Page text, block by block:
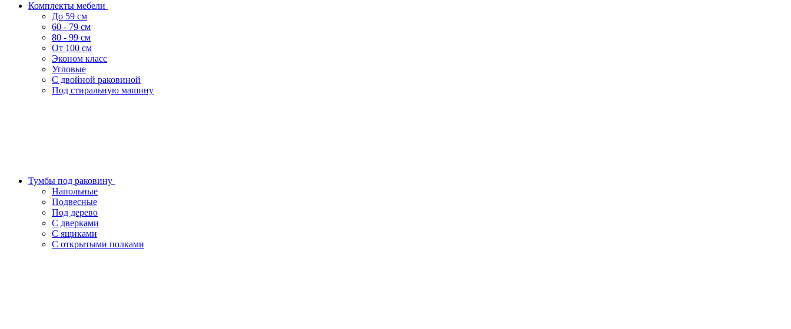
Комплекты мебели
До 59 см
60 - 79 см
80 - 99 см
От 100 см
Эконом класс
Угловые
С двойной раковиной
Под стиральную машину
Тумбы под раковину
Напольные
Подвесные
Под дерево
С дверками
С ящиками
С открытыми полками